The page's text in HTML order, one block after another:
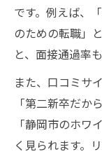
です。例えば、
のための転職」
と、面接通過率
また、口コミサ
「第二新卒だか
「静岡市のホワ
く見られます。